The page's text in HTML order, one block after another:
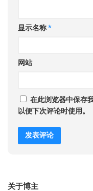
显示名称*
网站
在此浏览器中保存
以便下次评论时使用。
关于博主